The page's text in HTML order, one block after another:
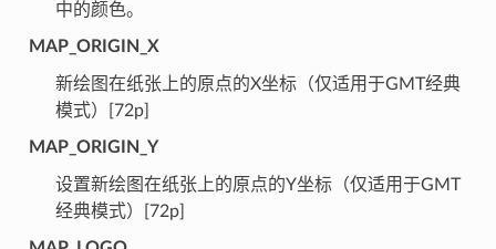
中的颜色。
MAP_ORIGIN_X
新绘图在纸张上的原点的X坐标（仅适用于GMT经典
模式）[72p]
MAP_ORIGIN_Y
设置新绘图在纸张上的原点的Y坐标（仅适用于GMT
经典模式）[72p]